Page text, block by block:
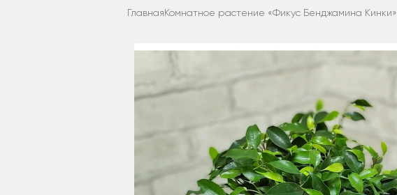
Главная Комнатное растение «Фикус Бенджамина Кинки»